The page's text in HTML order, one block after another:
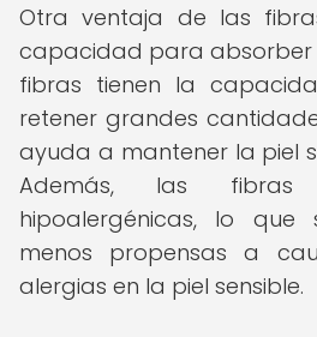
Otra ventaja de las
capacidad para absorber
fibras tienen la
retener grandes
ayuda a mantener la piel
Además, las fibras
hipoalergénicas, lo que
menos propensas a
alergias en la piel sensible.